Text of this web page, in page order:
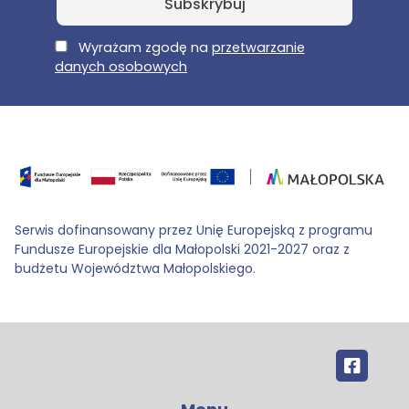
E-MailWyrażam zgodę na przetwarzanie
danych osobowych
Serwis dofinansowany przez Unię Europejską z programu
Fundusze Europejskie dla Małopolski 2021-2027 oraz z
budżetu Województwa Małopolskiego.